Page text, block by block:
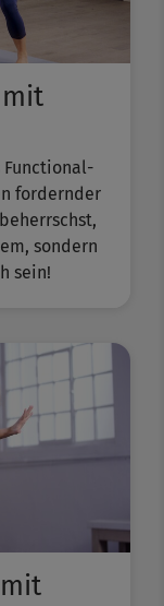
Functional-
fordernder
sondern
sein!